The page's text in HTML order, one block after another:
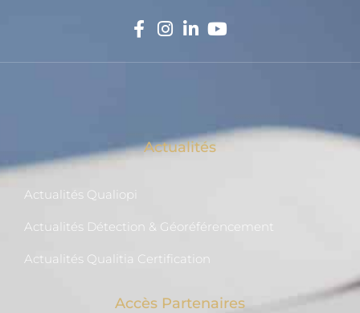
Actualités
Actualités Qualiopi
Actualités Détection & Géoréférencement
Actualités Qualitia Certification
Accès Partenaires